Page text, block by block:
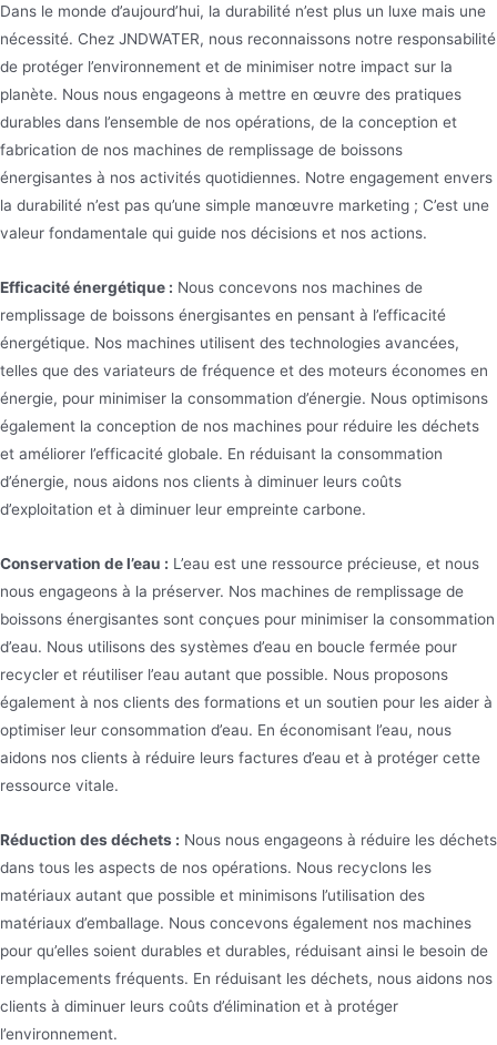
Dans le monde d’aujourd’hui, la durabilité n’est plus un luxe mais une
nécessité. Chez JNDWATER, nous reconnaissons notre responsabilité
de protéger l’environnement et de minimiser notre impact sur la
planète. Nous nous engageons à mettre en œuvre des pratiques
durables dans l’ensemble de nos opérations, de la conception et
fabrication de nos machines de remplissage de boissons
énergisantes à nos activités quotidiennes. Notre engagement envers
la durabilité n’est pas qu’une simple manœuvre marketing ; C’est une
valeur fondamentale qui guide nos décisions et nos actions.
Efficacité énergétique : Nous concevons nos machines de
remplissage de boissons énergisantes en pensant à l’efficacité
énergétique. Nos machines utilisent des technologies avancées,
telles que des variateurs de fréquence et des moteurs économes en
énergie, pour minimiser la consommation d’énergie. Nous optimisons
également la conception de nos machines pour réduire les déchets
et améliorer l’efficacité globale. En réduisant la consommation
d’énergie, nous aidons nos clients à diminuer leurs coûts
d’exploitation et à diminuer leur empreinte carbone.
Conservation de l’eau : L’eau est une ressource précieuse, et nous
nous engageons à la préserver. Nos machines de remplissage de
boissons énergisantes sont conçues pour minimiser la consommation
d’eau. Nous utilisons des systèmes d’eau en boucle fermée pour
recycler et réutiliser l’eau autant que possible. Nous proposons
également à nos clients des formations et un soutien pour les aider à
optimiser leur consommation d’eau. En économisant l’eau, nous
aidons nos clients à réduire leurs factures d’eau et à protéger cette
ressource vitale.
Réduction des déchets : Nous nous engageons à réduire les déchets
dans tous les aspects de nos opérations. Nous recyclons les
matériaux autant que possible et minimisons l’utilisation des
matériaux d’emballage. Nous concevons également nos machines
pour qu’elles soient durables et durables, réduisant ainsi le besoin de
remplacements fréquents. En réduisant les déchets, nous aidons nos
clients à diminuer leurs coûts d’élimination et à protéger
l’environnement.